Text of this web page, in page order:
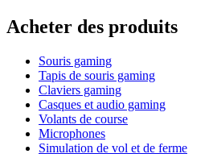
Acheter des produits
Souris gaming
Tapis de souris gaming
Claviers gaming
Casques et audio gaming
Volants de course
Microphones
Simulation de vol et de ferme